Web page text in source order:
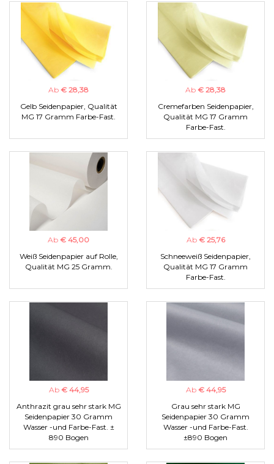
Ab € 28,38
Gelb Seidenpapier, Qualität
MG 17 Gramm Farbe-Fast.
Ab € 28,38
Cremefarben Seidenpapier,
Qualität MG 17 Gramm
Farbe-Fast.
Ab € 45,00
Weiß Seidenpapier auf Rolle,
Qualität MG 25 Gramm.
Ab € 25,76
Schneeweiß Seidenpapier,
Qualität MG 17 Gramm
Farbe-Fast.
Ab € 44,95
Anthrazit grau sehr stark MG
Seidenpapier 30 Gramm
Wasser -und Farbe-Fast. ±
890 Bogen
Ab € 44,95
Grau sehr stark MG
Seidenpapier 30 Gramm
Wasser -und Farbe-Fast.
±890 Bogen